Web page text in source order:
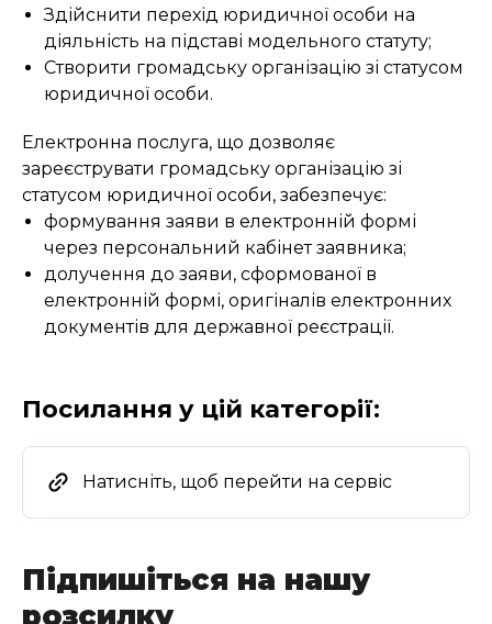
Здійснити перехід юридичної особи на
діяльність на підставі модельного статуту;
Створити громадську організацію зі статусом
юридичної особи.
Електронна послуга, що дозволяє
зареєструвати громадську організацію зі
статусом юридичної особи, забезпечує:
формування заяви в електронній формі
через персональний кабінет заявника;
долучення до заяви, сформованої в
електронній формі, оригіналів електронних
документів для державної реєстрації.
Посилання у цій категорії:
Натисніть, щоб перейти на сервіс
Підпишіться на нашу
розсилку